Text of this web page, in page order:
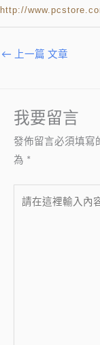
http://
← 上一篇 文章
我要留言
發佈留言必須填寫
為 *